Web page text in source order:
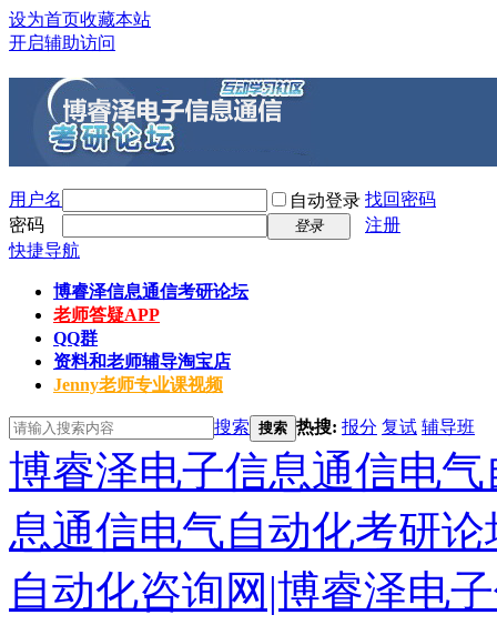
设为首页收藏本站
开启辅助访问
用户名 自动登录 找回密码
密码
登录
注册
快捷导航
博睿泽信息通信考研论坛
老师答疑APP
QQ群
资料和老师辅导淘宝店
Jenny老师专业课视频
搜索 搜索 热搜: 报分 复试 辅导班
博睿泽电子信息通信电
息通信电气自动化考研
自动化咨询网|博睿泽电